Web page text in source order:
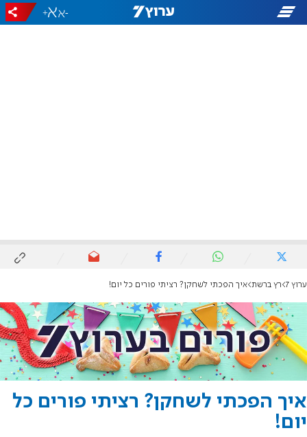
-
+
ערוץ 7 רץ ברשת איך הפכתי לשחקן? רציתי פורים כל יום!
איך הפכתי לשחקן? רציתי פורים כל
יום!